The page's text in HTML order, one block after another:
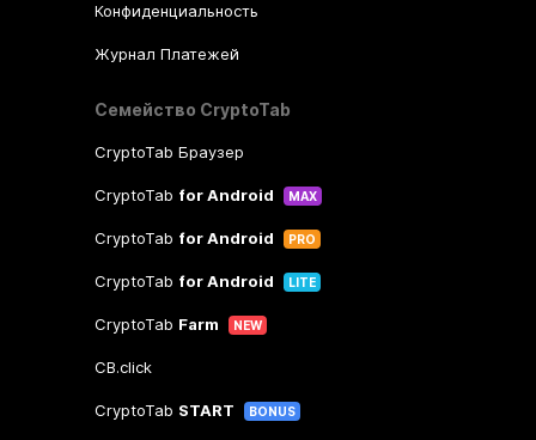
Конфиденциальность
Журнал Платежей
Семейство CryptoTab
CryptoTab Браузер
CryptoTab for Android MAX
CryptoTab for Android PRO
CryptoTab for Android LITE
CryptoTab Farm NEW
CB.click
CryptoTab START BONUS